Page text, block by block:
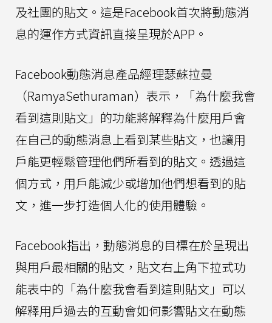
及社團的貼文。這是Facebook首次將動態消
息的運作方式資訊直接呈現於APP。
Facebook動態消息產品經理瑟蘇拉曼
（RamyaSethuraman）表示，「為什麼我會
看到這則貼文」的功能將解釋為什麼用戶會
在自己的動態消息上看到某些貼文，也讓用
戶能更輕鬆管理他們所看到的貼文。透過這
個方式，用戶能減少或增加他們想看到的貼
文，進一步打造個人化的使用體驗。
Facebook指出，動態消息的目標在於呈現出
與用戶最相關的貼文，貼文右上角下拉式功
能表中的「為什麼我會看到這則貼文」可以
解釋用戶過去的互動會如何影響貼文在動態